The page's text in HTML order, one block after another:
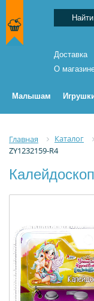
Доставка
О
Малышам
Главная Каталог
ZY1232159-R4